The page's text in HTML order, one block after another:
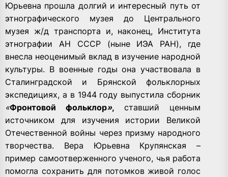
Юрьевна прошла долгий и интересный путь от
этнографического музея до Центрального
музея ж/д транспорта и, наконец, Института
этнографии АН СССР (ныне ИЭА РАН), где
внесла неоценимый вклад в изучение народной
культуры. В военные годы она участвовала в
Сталинградской и Брянской фольклорных
экспедициях, а в 1944 году выпустила сборник
«Фронтовой фольклор», ставший ценным
источником для изучения истории Великой
Отечественной войны через призму народного
творчества. Вера Юрьевна Крупянская –
пример самоотверженного ученого, чья работа
помогла сохранить для потомков живой голос